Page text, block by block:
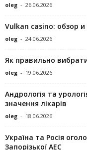
oleg - 26.06.2026
Vulkan casino: обзор
oleg - 24.06.2026
Як правильно
oleg - 19.06.2026
Андрологія та
значення лікарів
oleg - 18.06.2026
Україна та Росія
Запорізької АЕС